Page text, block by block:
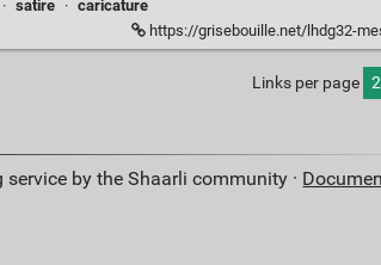
· satire · caricature
https://grisebouille.net/lhdg32-
Links per page
by the Shaarli community ·